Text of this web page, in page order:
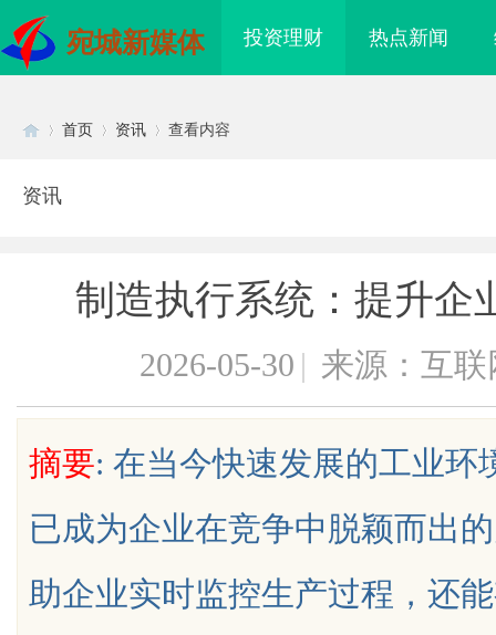
宛城新媒体 投资理财 热点新闻
首页 资讯 查看内容
资讯
制造执行系统：提升企
2026-05-30 | 来源：互联
摘要: 在当今快速发展的工业环
已成为企业在竞争中脱颖而出
助企业实时监控生产过程，还
用与发展趋势解析